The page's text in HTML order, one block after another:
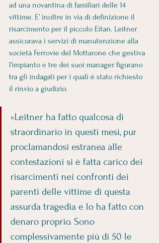
ad una novantina di familiari delle 14
vittime. E’ inoltre in via di definizione il
risarcimento per il piccolo Eitan. Leitner
assicurava i servizi di manutenzione alla
società Ferrovie del Mottarone che gestiva
l’impianto e tre dei suoi manager figurano
tra gli indagati per i quali è stato richiesto
il rinvio a giudizio.
«Leitner ha fatto qualcosa di
straordinario in questi mesi, pur
proclamandosi estranea alle
contestazioni si è fatta carico dei
risarcimenti nei confronti dei
parenti delle vittime di questa
assurda tragedia e lo ha fatto con
denaro proprio. Sono
complessivamente più di 50 le